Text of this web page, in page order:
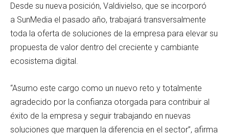
Desde su nueva posición, Valdivielso, que se incorporó
a SunMedia el pasado año, trabajará transversalmente
toda la oferta de soluciones de la empresa para elevar su
propuesta de valor dentro del creciente y cambiante
ecosistema digital.
“Asumo este cargo como un nuevo reto y totalmente
agradecido por la confianza otorgada para contribuir al
éxito de la empresa y seguir trabajando en nuevas
soluciones que marquen la diferencia en el sector”, afirma